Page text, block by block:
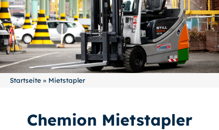
Startseite » Mietstapler
Chemion Mietstapler